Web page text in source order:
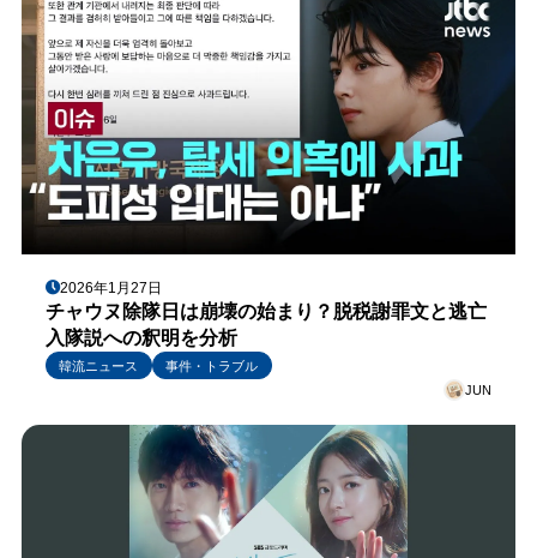
2026年1月27日
チャウヌ除隊日は崩壊の始まり？脱税謝罪文と逃亡
入隊説への釈明を分析
韓流ニュース
事件・トラブル
JUN